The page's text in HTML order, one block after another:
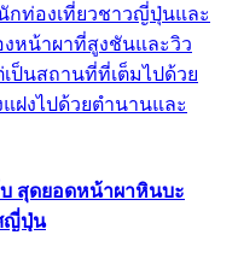
กท่องเที่ยวชาวญี่ปุ่นและ
หน้าผาที่สูงชันและวิว
ป็นสถานที่ที่เต็มไปด้วย
ฝงไปด้วยตำนานและ
สุดยอดหน้าผาหินบะ
ญี่ปุ่น